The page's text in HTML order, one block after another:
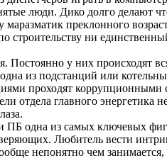
люди. Дико долго делают
маразматик преклонного
строительству ни
Постоянно у них происходят
из подстанций или
проходят коррупционными
отдела главного
ПБ одна из самых ключевых
Любитель вести
непонятно чем занимается,